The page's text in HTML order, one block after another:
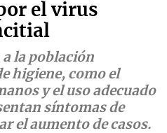
el virus
la población
higiene, como el
y el uso adecuado
síntomas de
el aumento de casos.